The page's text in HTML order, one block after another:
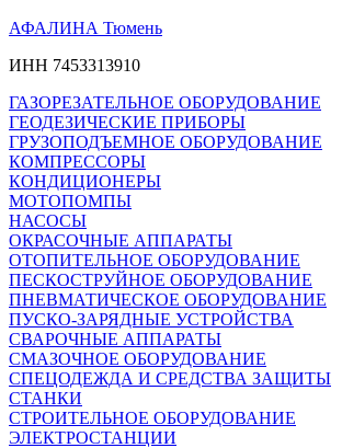
АФАЛИНА Тюмень
ИНН 7453313910
ГАЗОРЕЗАТЕЛЬНОЕ ОБОРУДОВАНИЕ
ГЕОДЕЗИЧЕСКИЕ ПРИБОРЫ
ГРУЗОПОДЪЕМНОЕ ОБОРУДОВАНИЕ
КОМПРЕССОРЫ
КОНДИЦИОНЕРЫ
МОТОПОМПЫ
НАСОСЫ
ОКРАСОЧНЫЕ АППАРАТЫ
ОТОПИТЕЛЬНОЕ ОБОРУДОВАНИЕ
ПЕСКОСТРУЙНОЕ ОБОРУДОВАНИЕ
ПНЕВМАТИЧЕСКОЕ ОБОРУДОВАНИЕ
ПУСКО-ЗАРЯДНЫЕ УСТРОЙСТВА
СВАРОЧНЫЕ АППАРАТЫ
СМАЗОЧНОЕ ОБОРУДОВАНИЕ
СПЕЦОДЕЖДА И СРЕДСТВА ЗАЩИТЫ
СТАНКИ
СТРОИТЕЛЬНОЕ ОБОРУДОВАНИЕ
ЭЛЕКТРОСТАНЦИИ